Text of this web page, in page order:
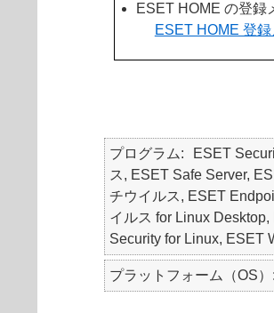
ESET HOME の登録
ESET HOME 登
プログラム
ESET
ス, ESET Safe Server,
チウイルス, ESET
イルス for Linux
Security for Linux, ESET
プラットフォーム（OS）